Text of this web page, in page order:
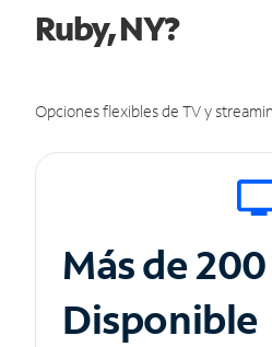
Ruby, NY?
Opciones flexibles de TV y
Más de
Disponible